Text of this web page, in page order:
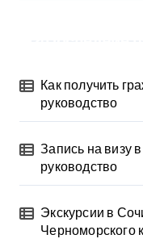
Как получить
руководство
Запись на визу
руководство
Экскурсии в
Черноморского